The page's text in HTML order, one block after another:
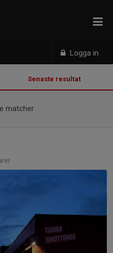
Logga in
Senaste resultat
matcher